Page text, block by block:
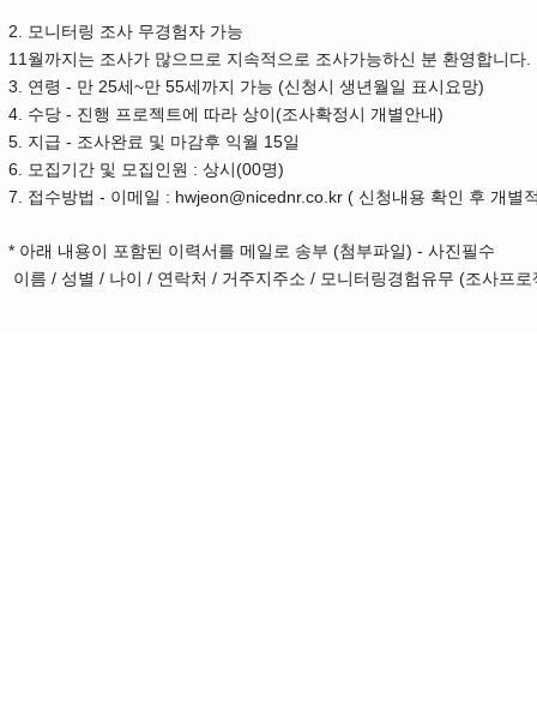
2. 모니터링 조사 무경험자 가능
11월까지는 조사가 많으므로 지속적으로 조사가능하신 분 환영합니다.
3. 연령 - 만 25세~만 55세까지 가능 (신청시 생년월일 표시요망)
4. 수당 - 진행 프로젝트에 따라 상이(조사확정시 개별안내)
5. 지급 - 조사완료 및 마감후 익월 15일
6. 모집기간 및 모집인원 : 상시(00명)
7. 접수방법 - 이메일 : hwjeon@nicednr.co.kr ( 신청내용 확인 후 개별
* 아래 내용이 포함된 이력서를 메일로 송부 (첨부파일) - 사진필수
이름 / 성별 / 나이 / 연락처 / 거주지주소 / 모니터링경험유무 (조사프